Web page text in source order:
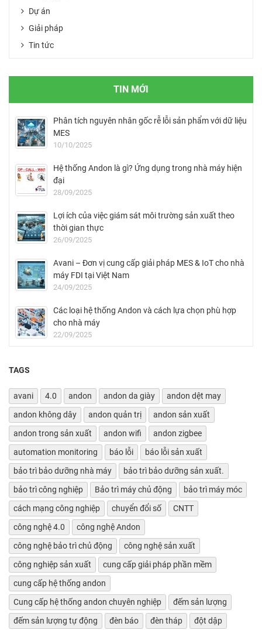
Dự án
Giải pháp
Tin tức
TIN MỚI
Phân tích nguyên nhân gốc rễ lỗi sản phẩm với dữ liệu
MES
10/10/2025
Hệ thống Andon là gì? Ứng dụng trong nhà máy hiện
đại
28/09/2025
Lợi ích của việc giám sát môi trường sản xuất theo
thời gian thực
26/09/2025
Avani – Đơn vị cung cấp giải pháp MES & IoT cho nhà
máy FDI tại Việt Nam
24/09/2025
Các loại hệ thống Andon và cách lựa chọn phù hợp
cho nhà máy
22/09/2025
TAGS
avani 4.0 andon andon da giày
andon dệt may
andon không dây
andon quản trị
andon sản xuất
andon trong sản xuất
andon wifi
andon zigbee
automation monitoring
báo lỗi
báo lỗi sản xuất
bảo trì bảo dưỡng nhà máy
bảo trì bảo dưỡng sản xuất.
bảo trì công nghiệp
Bảo trì máy chủ động
bảo trì máy móc
cách mạng công nghiệp
chuyển đổi số
CNTT
công nghệ 4.0
công nghệ Andon
công nghệ bảo trì chủ động
công nghệ sản xuất
công nghiệp sản xuất
cung cấp giải pháp phần mềm
cung cấp hệ thống andon
Cung cấp hệ thống andon chuyên nghiệp
đếm sản lượng
đếm sản lượng tự động
đèn báo đèn tháp
đột dập